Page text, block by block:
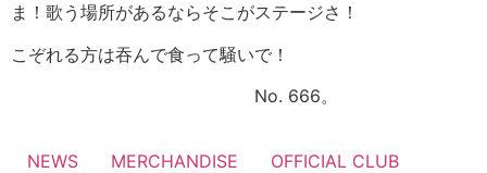
ま！歌う場所があるならそこがステージさ！
こぞれる方は吞んで食って騒いで！
No. 666。
NEWS MERCHANDISE
OFFICIAL CLUB